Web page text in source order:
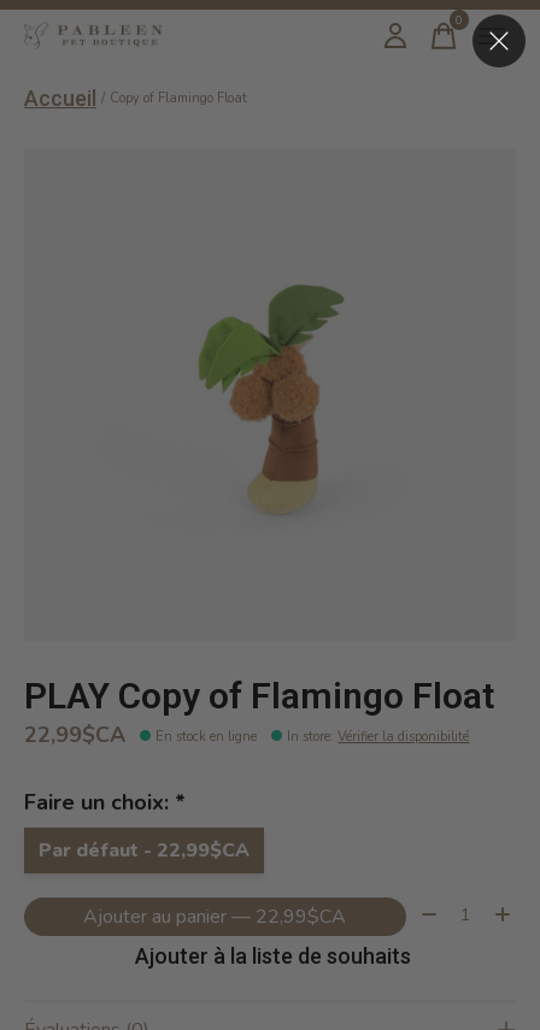
0items
Accueil / Copy of Flamingo Float
PLAY Copy of Flamingo Float
22,99$CA En stock en ligne In store:Vérifier la disponibilité
Faire un choix: *
Par défaut - 22,99$CA
Ajouter au panier — 22,99$CA Quantité:
Ajouter à la liste de souhaits